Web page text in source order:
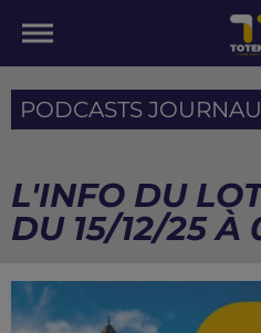
PODCASTS
L'INFO DU
DU 15/12/25 À